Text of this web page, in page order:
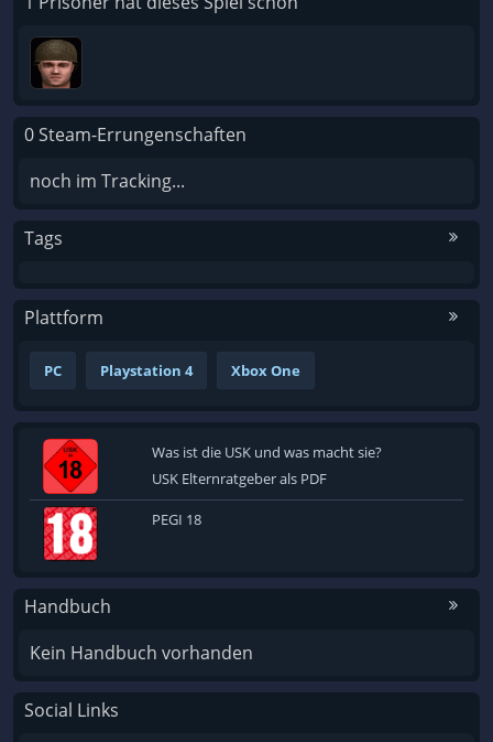
0 Steam-Errungenschaften
noch im Tracking...
Tags
Plattform
PC Playstation 4 Xbox One
Was ist die USK und was macht sie?
USK Elternratgeber als PDF
PEGI 18
Handbuch
Kein Handbuch vorhanden
Social Links